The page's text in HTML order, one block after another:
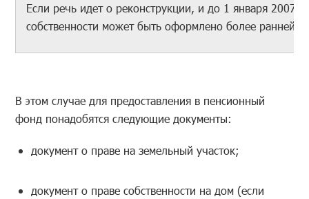
Если речь идет о реконструкции, и до 1 января 2007
собственности может быть оформлено более ранней
В этом случае для предоставления в пенсионный
фонд понадобятся следующие документы:
документ о праве на земельный участок;
документ о праве собственности на дом (если